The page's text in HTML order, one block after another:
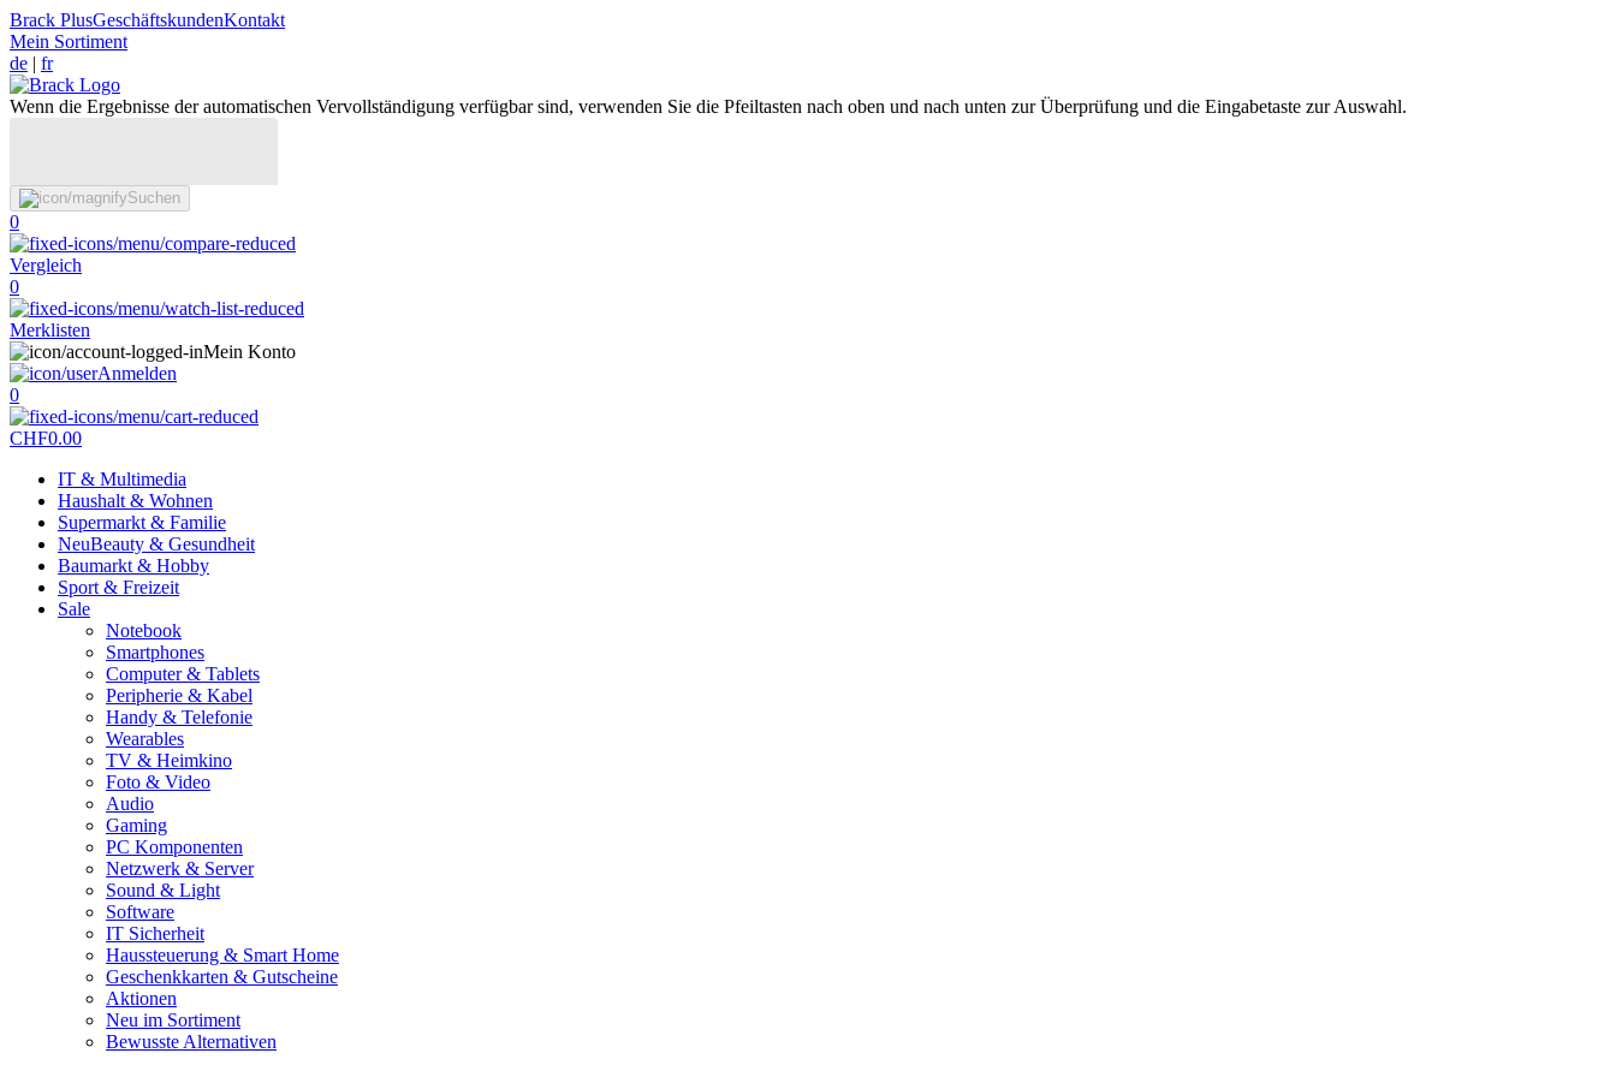
Brack PlusGeschäftskundenKontakt
Mein Sortiment
de | fr
Wenn die Ergebnisse der automatischen Vervollständigung verfügbar sind, verwenden Sie die Pfeiltasten nach oben und nach unten zur Überprüfung und die Eingabetaste zur Auswahl.
Suchen
0
Vergleich
0
Merklisten
Mein Konto
Anmelden
0
CHF0.00
IT & Multimedia
Haushalt & Wohnen
Supermarkt & Familie
NeuBeauty & Gesundheit
Baumarkt & Hobby
Sport & Freizeit
Sale
Notebook
Smartphones
Computer & Tablets
Peripherie & Kabel
Handy & Telefonie
Wearables
TV & Heimkino
Foto & Video
Audio
Gaming
PC Komponenten
Netzwerk & Server
Sound & Light
Software
IT Sicherheit
Haussteuerung & Smart Home
Geschenkkarten & Gutscheine
Aktionen
Neu im Sortiment
Bewusste Alternativen